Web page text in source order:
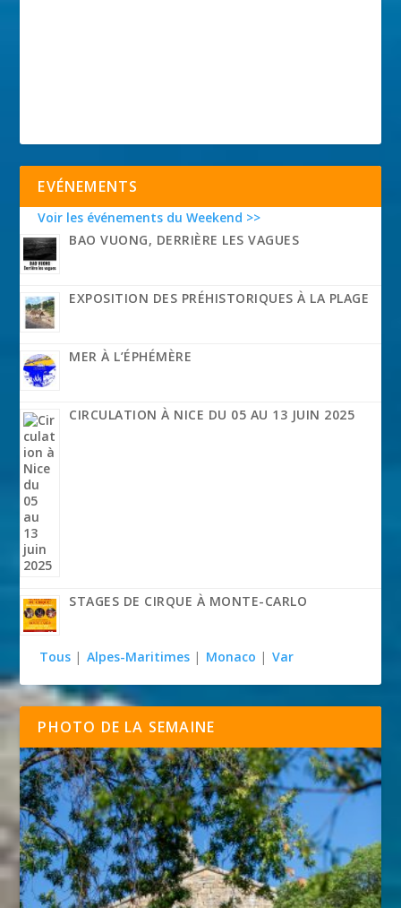
EVÉNEMENTS
Voir les événements du Weekend >>
BAO VUONG, DERRIÈRE LES VAGUES
EXPOSITION DES PRÉHISTORIQUES À LA PLAGE
MER À L’ÉPHÉMÈRE
CIRCULATION À NICE DU 05 AU 13 JUIN 2025
STAGES DE CIRQUE À MONTE-CARLO
Tous | Alpes-Maritimes | Monaco | Var
PHOTO DE LA SEMAINE